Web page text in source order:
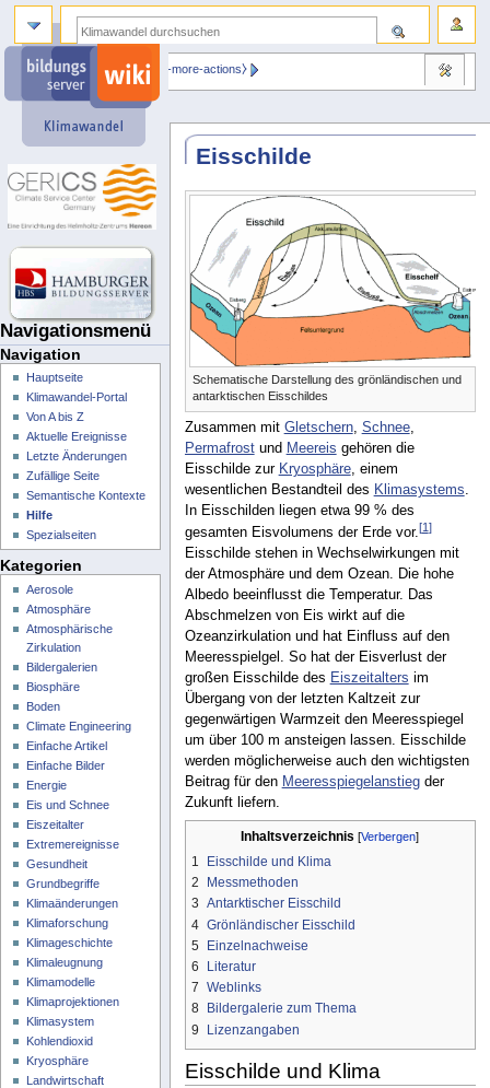
Eisschilde
Schematische Darstellung des grönländischen und
antarktischen Eisschildes
Zusammen mit Gletschern, Schnee,
Permafrostund Meereis gehören die
Eisschilde zur Kryosphäre, einem
wesentlichen Bestandteil des Klimasystems
In Eisschilden liegen etwa 99 % des
gesamten Eisvolumens der Erde vor.[1]
Eisschilde stehen in Wechselwirkungen mit
der Atmosphäre und dem Ozean. Die hohe
Albedo beeinflusst die Temperatur. Das
Abschmelzen von Eis wirkt auf die
Ozeanzirkulation und hat Einfluss auf den
Meeresspielgel. So hat der Eisverlust der
großen Eisschilde des Eiszeitalters im
Übergang von der letzten Kaltzeit zur
gegenwärtigen Warmzeit den Meeresspiegel
um über 100 m ansteigen lassen. Eisschilde
werden möglicherweise auch den wichtigsten
Beitrag für den Meeresspiegelanstiegder
Zukunft liefern.
Inhaltsverzeichnis
1
Eisschilde und Klima
2
Messmethoden
3 Antarktischer Eisschild
4 Grönländischer Eisschild
5 Einzelnachweise
6
Literatur
7 Weblinks
8
Bildergalerie zum Thema
9
Lizenzangaben
Eisschilde und Klima
Navigationsmenü
⧼dbsskin-more-actions⧽
Navigation
Hauptseite
Klimawandel-Portal
Von A bis Z
Aktuelle Ereignisse
Letzte Änderungen
Zufällige Seite
Semantische Kontexte
Hilfe
Spezialseiten
Kategorien
Aerosole
Atmosphäre
Atmosphärische
Zirkulation
Bildergalerien
Biosphäre
Boden
Climate Engineering
Einfache Artikel
Einfache Bilder
Energie
Eis und Schnee
Eiszeitalter
Extremereignisse
Gesundheit
Grundbegriffe
Klimaänderungen
Klimaforschung
Klimageschichte
Klimaleugnung
Klimamodelle
Klimaprojektionen
Klimasystem
Kohlendioxid
Kryosphäre
Landwirtschaft